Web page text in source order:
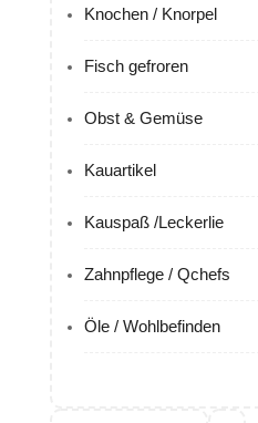
Knochen / Knorpel
Fisch gefroren
Obst & Gemüse
Kauartikel
Kauspaß /Leckerlie
Zahnpflege / Qchefs
Öle / Wohlbefinden